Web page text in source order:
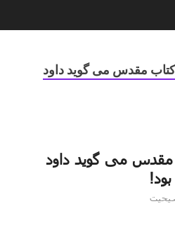
کتاب مقدس می گوید داود
مقدس می گوید داود